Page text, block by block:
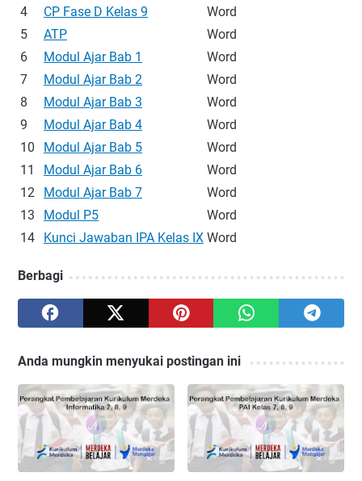
4
CP Fase D Kelas 9
Word
5
ATP
Word
6
Modul Ajar Bab 1
Word
7
Modul Ajar Bab 2
Word
8
Modul Ajar Bab 3
Word
9
Modul Ajar Bab 4
Word
10
Modul Ajar Bab 5
Word
11
Modul Ajar Bab 6
Word
12
Modul Ajar Bab 7
Word
13
Modul P5
Word
14
Kunci Jawaban IPA Kelas IX Word
Berbagi
Anda mungkin menyukai postingan ini